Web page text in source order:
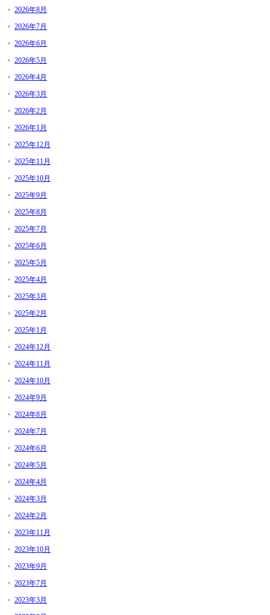
2026年8月
2026年7月
2026年6月
2026年5月
2026年4月
2026年3月
2026年2月
2026年1月
2025年12月
2025年11月
2025年10月
2025年9月
2025年8月
2025年7月
2025年6月
2025年5月
2025年4月
2025年3月
2025年2月
2025年1月
2024年12月
2024年11月
2024年10月
2024年9月
2024年8月
2024年7月
2024年6月
2024年5月
2024年4月
2024年3月
2024年2月
2023年11月
2023年10月
2023年9月
2023年7月
2023年3月